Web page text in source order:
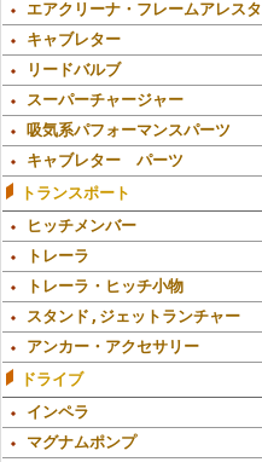
エアクリーナ・フレームアレスタ
キャブレター
リードバルブ
スーパーチャージャー
吸気系パフォーマンスパーツ
キャブレター パーツ
トランスポート
ヒッチメンバー
トレーラ
トレーラ・ヒッチ小物
スタンド,ジェットランチャー
アンカー・アクセサリー
ドライブ
インペラ
マグナムポンプ